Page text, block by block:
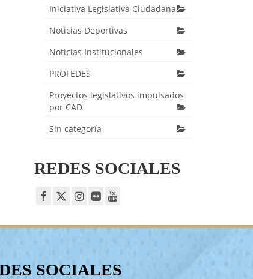
Iniciativa Legislativa Ciudadana
Noticias Deportivas
Noticias Institucionales
PROFEDES
Proyectos legislativos impulsados
por CAD
Sin categoría
REDES SOCIALES
SOCIALES